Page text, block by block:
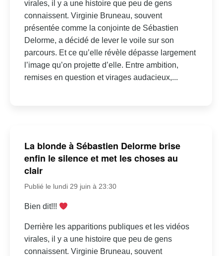
virales, il y a une histoire que peu de gens
connaissent. Virginie Bruneau, souvent
présentée comme la conjointe de Sébastien
Delorme, a décidé de lever le voile sur son
parcours. Et ce qu’elle révèle dépasse largement
l’image qu’on projette d’elle. Entre ambition,
remises en question et virages audacieux,...
La blonde à Sébastien Delorme brise
enfin le silence et met les choses au
clair
Publié le lundi 29 juin à 23:30
Bien dit!!!
Derrière les apparitions publiques et les vidéos
virales, il y a une histoire que peu de gens
connaissent. Virginie Bruneau, souvent